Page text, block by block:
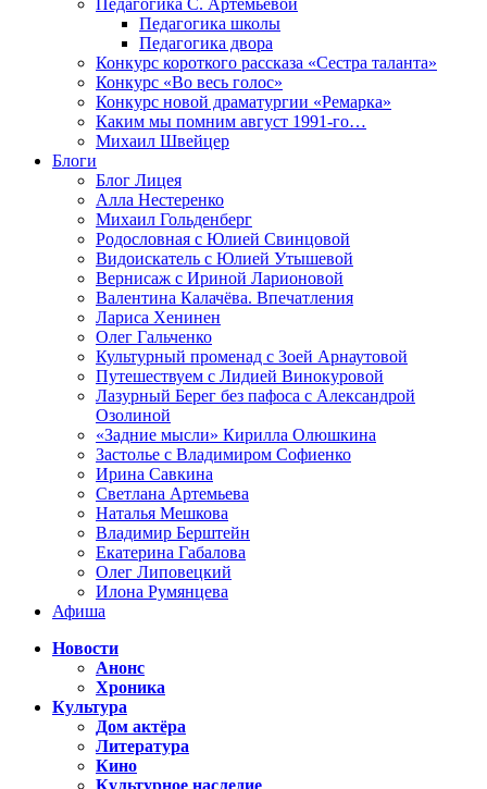
Педагогика С. Артемьевой
Педагогика школы
Педагогика двора
Конкурс короткого рассказа «Сестра таланта»
Конкурс «Во весь голос»
Конкурс новой драматургии «Ремарка»
Каким мы помним август 1991-го…
Михаил Швейцер
Блоги
Блог Лицея
Алла Нестеренко
Михаил Гольденберг
Родословная с Юлией Свинцовой
Видоискатель с Юлией Утышевой
Вернисаж с Ириной Ларионовой
Валентина Калачёва. Впечатления
Лариса Хенинен
Олег Гальченко
Культурный променад с Зоей Арнаутовой
Путешествуем с Лидией Винокуровой
Лазурный Берег без пафоса с Александрой
Озолиной
«Задние мысли» Кирилла Олюшкина
Застолье с Владимиром Софиенко
Ирина Савкина
Светлана Артемьева
Наталья Мешкова
Владимир Берштейн
Екатерина Габалова
Олег Липовецкий
Илона Румянцева
Афиша
Новости
Анонс
Хроника
Культура
Дом актёра
Литература
Кино